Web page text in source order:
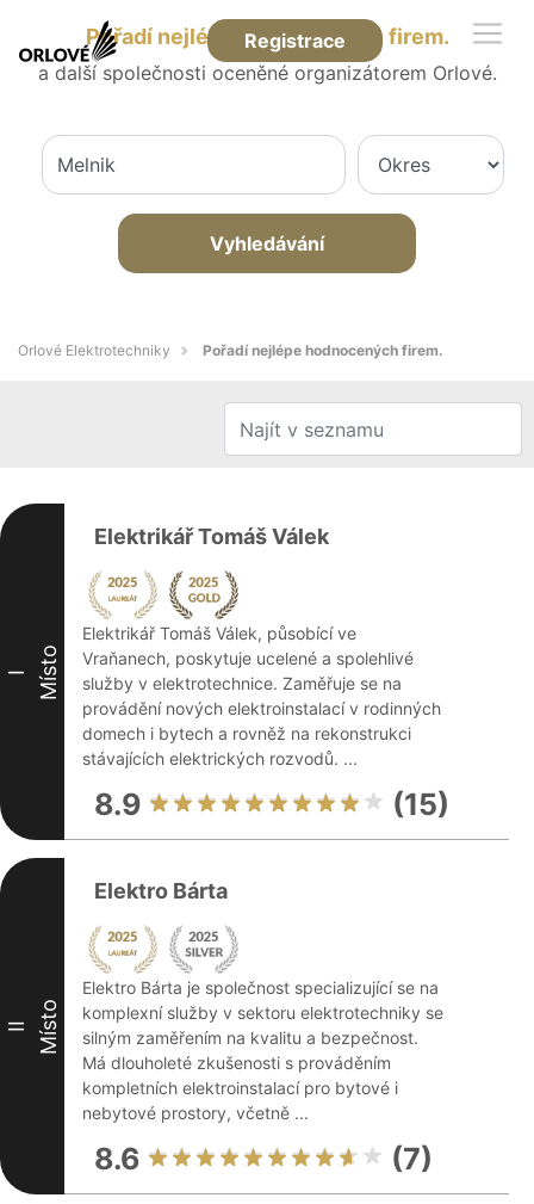
Registrace
Pořadí nejlépe hodnocených firem.
a další společnosti oceněné organizátorem Orlové.
Vyhledávání
Orlové Elektrotechniky Pořadí nejlépe hodnocených firem.
I Místo
Elektrikář Tomáš Válek
Elektrikář Tomáš Válek, působící ve
Vraňanech, poskytuje ucelené a spolehlivé
služby v elektrotechnice. Zaměřuje se na
provádění nových elektroinstalací v rodinných
domech i bytech a rovněž na rekonstrukci
stávajících elektrických rozvodů. ...
8.9 (15)
II Místo
Elektro Bárta
Elektro Bárta je společnost specializující se na
komplexní služby v sektoru elektrotechniky se
silným zaměřením na kvalitu a bezpečnost.
Má dlouholeté zkušenosti s prováděním
kompletních elektroinstalací pro bytové i
nebytové prostory, včetně ...
8.6 (7)